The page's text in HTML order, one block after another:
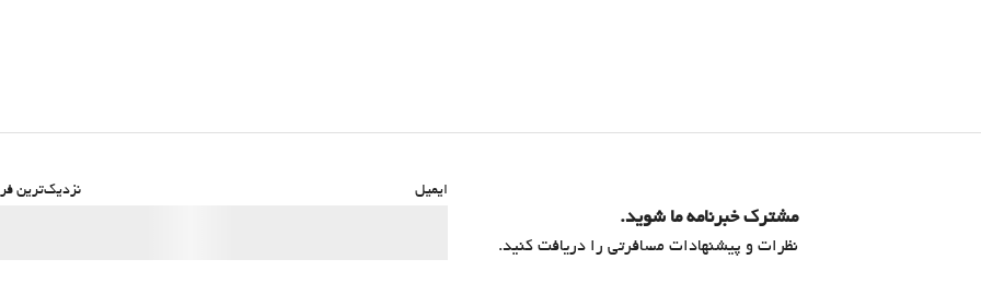
مشترک خبرنامه ما شوید.
نظرات و پیشنهادات مسافرتی را دریافت کنید.
ایمیل نزدیک‌ترین